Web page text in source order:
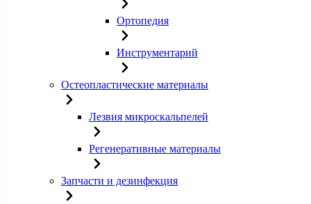
Ортопедия
Инструментарий
Остеопластические материалы
Лезвия микроскальпелей
Регенеративные материалы
Запчасти и дезинфекция